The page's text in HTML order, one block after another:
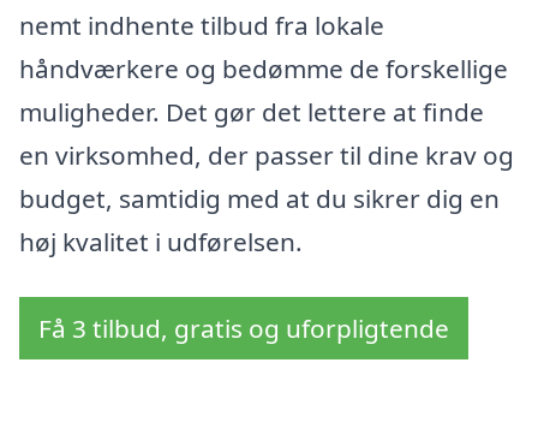
nemt indhente tilbud fra lokale
håndværkere og bedømme de forskellige
muligheder. Det gør det lettere at finde
en virksomhed, der passer til dine krav og
budget, samtidig med at du sikrer dig en
høj kvalitet i udførelsen.
Få 3 tilbud, gratis og uforpligtende